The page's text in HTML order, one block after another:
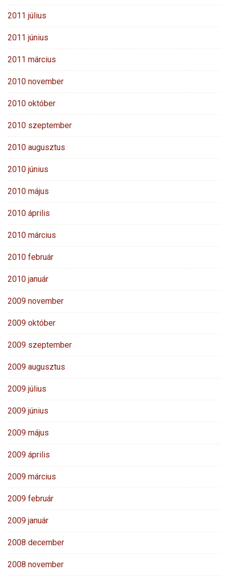
2011 július
2011 június
2011 március
2010 november
2010 október
2010 szeptember
2010 augusztus
2010 június
2010 május
2010 április
2010 március
2010 február
2010 január
2009 november
2009 október
2009 szeptember
2009 augusztus
2009 július
2009 június
2009 május
2009 április
2009 március
2009 február
2009 január
2008 december
2008 november